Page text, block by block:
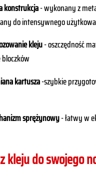
konstrukcja- wykonany z
do intensywnego
kleju- oszczędność
kartusza-szybkie
sprężynowy- łatwy w
kleju do swojego